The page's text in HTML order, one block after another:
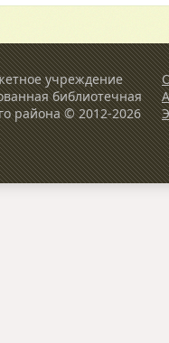
учреждение
библиотечная
района © 2012-2026